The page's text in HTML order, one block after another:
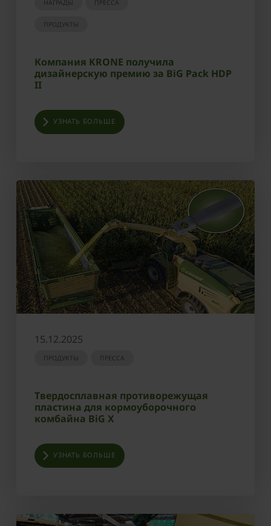
НАГРАДЫ ПРЕССА
ПРОДУКТЫ
Компания KRONE получила
дизайнерскую премию за BiG Pack HDP
II
УЗНАТЬ БОЛЬШЕ
15.12.2025
ПРОДУКТЫ ПРЕССА
Твердосплавная противорежущая
пластина для кормоуборочного
комбайна BiG X
УЗНАТЬ БОЛЬШЕ